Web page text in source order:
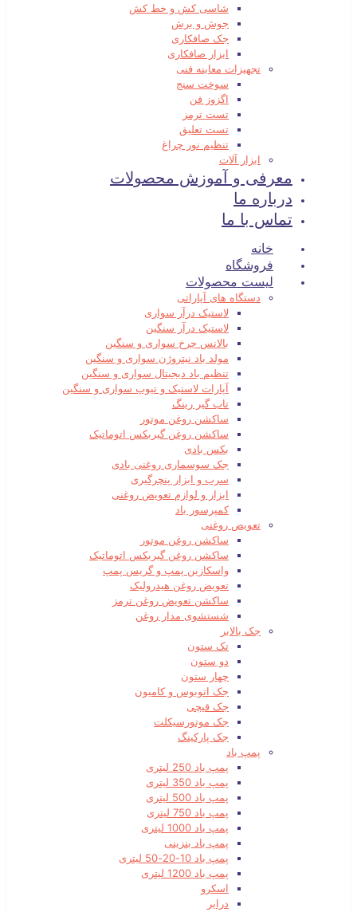
شاسی کش و خط کش
جوش و برش
جک صافکاری
ابزار صافکاری
تجهیزات معاینه فنی
سوخت سنج
اگزوز فن
تست ترمز
تست تعلیق
تنظیم نور چراغ
ابزار آلات
معرفی و آموزش محصولات
درباره ما
تماس با ما
خانه
فروشگاه
لیست محصولات
دستگاه های آپاراتی
لاستیک درآر سواری
لاستیک درآر سنگین
بالانس چرخ سواری و سنگین
مولد باد نیتروژن سواری و سنگین
تنظیم باد دیجیتال سواری و سنگین
آپارات لاستیک و تیوپ سواری و سنگین
تاب گیر رینگ
ساکشن روغن موتور
ساکشن روغن گیربکس اتوماتیک
بکس بادی
جک سوسماری روغنی بادی
سرب و ابزار پنچرگیری
ابزار و لوازم تعویض روغنی
کمپرسور باد
تعویض روغنی
ساکشن روغن موتور
ساکشن روغن گیربکس اتوماتیک
واسکازین پمپ و گریس پمپ
تعویض روغن هیدرولیک
ساکشن تعویض روغن ترمز
شستشوی مدار روغن
جک بالابر
تک ستون
دو ستون
چهار ستون
جک اتوبوس و کامیون
جک قیچی
جک موتورسیکلت
جک پارکینگ
پمپ باد
پمپ باد 250 لیتری
پمپ باد 350 لیتری
پمپ باد 500 لیتری
پمپ باد 750 لیتری
پمپ باد 1000 لیتری
پمپ باد بنزینی
پمپ باد 10-20-50 لیتری
پمپ باد 1200 لیتری
اسکرو
درایر